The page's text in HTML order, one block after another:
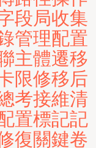
段局收集
管理配置
主體遷移
限修移后
考接維清
置標記記
復關鍵卷